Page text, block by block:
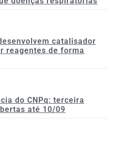
catalisador
reagentes de forma
do CNPq: terceira
até 10/09